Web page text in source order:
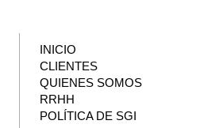
INICIO
CLIENTES
QUIENES SOMOS
RRHH
POLÍTICA DE SGI